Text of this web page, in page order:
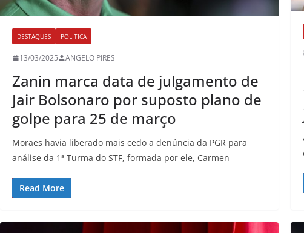
DESTAQUES POLITICA
13/03/2025 ANGELO PIRES
Zanin marca data de julgamento de
Jair Bolsonaro por suposto plano de
golpe para 25 de março
Moraes havia liberado mais cedo a denúncia da PGR para
análise da 1ª Turma do STF, formada por ele, Carmen
Read More